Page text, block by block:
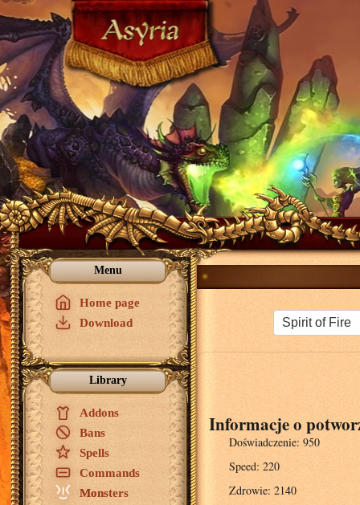
Menu
Home page
Download
Library
Addons
Bans
Spells
Commands
Monsters
Informacje o
Doświadczenie: 950
Speed: 220
Zdrowie: 2140